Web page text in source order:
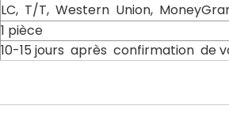
LC, T/T, Western Union,
1 pièce
10-15 jours après confirmation de